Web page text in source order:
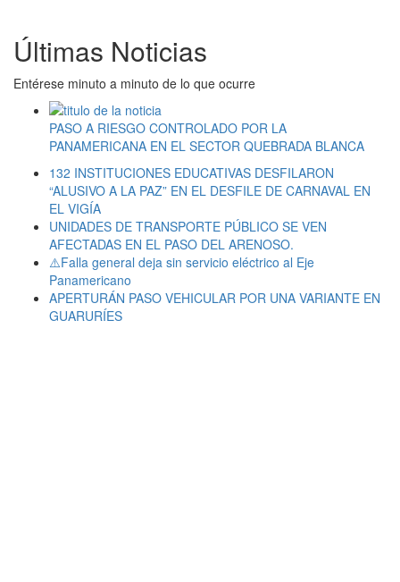
Últimas Noticias
Entérese minuto a minuto de lo que ocurre
PASO A RIESGO CONTROLADO POR LA
PANAMERICANA EN EL SECTOR QUEBRADA BLANCA
132 INSTITUCIONES EDUCATIVAS DESFILARON
“ALUSIVO A LA PAZ” EN EL DESFILE DE CARNAVAL EN
EL VIGÍA
UNIDADES DE TRANSPORTE PÚBLICO SE VEN
AFECTADAS EN EL PASO DEL ARENOSO.
⚠️Falla general deja sin servicio eléctrico al Eje
Panamericano
APERTURÁN PASO VEHICULAR POR UNA VARIANTE EN
GUARURÍES